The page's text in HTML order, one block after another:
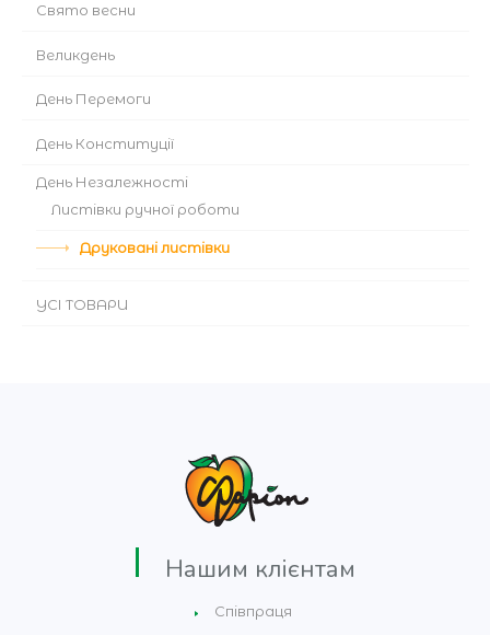
Cвято весни
Великдень
День Перемоги
День Конституції
День Незалежності
Листівки ручної роботи
Друковані листівки
УСІ ТОВАРИ
Нашим клієнтам
Співпраця